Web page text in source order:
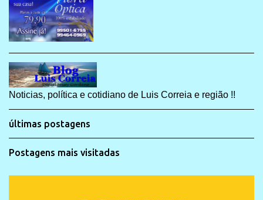
Noticias, política e cotidiano de Luis Correia e região !!
últimas postagens
Postagens mais visitadas